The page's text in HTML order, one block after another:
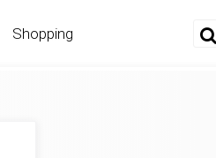
Shopping